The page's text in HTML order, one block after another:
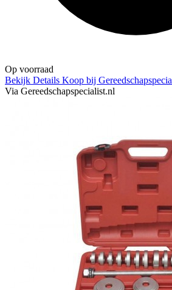
Op voorraad
Bekijk Details Koop bij
Via Gereedschapspecialist.nl